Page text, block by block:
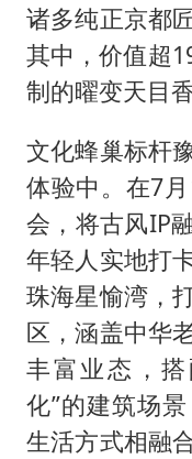
诸多纯正京都
其中，价值超
制的曜变天目
文化蜂巢标杆
体验中。在7
会，将古风IP
年轻人实地打
珠海星愉湾，
区，涵盖中华
丰富业态，
化”的建筑场
生活方式相融